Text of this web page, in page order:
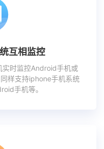
互相监控
时监控Android手机或
样支持iphone手机系统
手机等。